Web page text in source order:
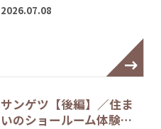
2026.07.08
サンゲツ【後編】／住ま
いのショールーム体験…